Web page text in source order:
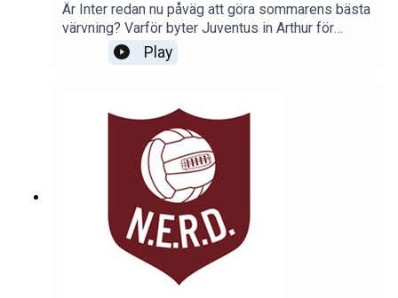
Är Inter redan nu påväg att göra sommarens bästa
värvning? Varför byter Juventus in Arthur för
Pjanic? Håller Arsenal på att tappa sin juvel?
Detta och mycket mer i dagens avsnitt.
Play